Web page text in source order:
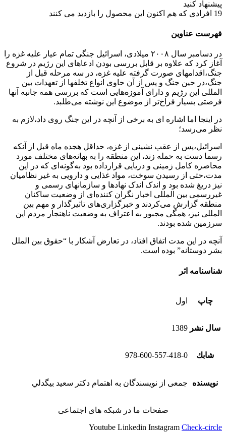
پیشنهاد کنید
19 افرادی که هم اکنون این محصول را بازدید می کنند
فهرست عناوین
در دسامبر سال ۲۰۰۸ میلادی، اسرائیل جنگی تمام عیار علیه غزه را
آغاز کرد که علاوه بر قابل بررسی بودن ادعاهای این رژیم در شروع
جنگ،‌اقدامهای صورت گرفته علیه غزه، در سه مرحله قبل از
جنگ،‌در حین جنگ و پس از آن حاوی انواع تخلفها از تعهدات بین
المللی این رژیم و دارای آموزه‌هایی است که بررسی همه جانبه آنها
فرصتی بسیار فراخ‌تر از موضوع این نوشته می‌طلبد.
در اینجا اما اشاره ای به برخی از آنچه در این جنگ روی داد،‌لازم به
نظر می‌رسد؛
اسرائیل،‌پس از عقب نشینی از غزه،‌ حداقل هجده ماه قبل از آنکه
رسما دست به حمله زند، این منطقه را به بهانه‌های مختلف مورد
محاصره کامل زمینی و دریایی قرارداده بود به‌گونه‌ای که در این
مدت،‌حتی از رسیدن سوخت،‌ مواد غذایی و دارویی به غیر نظامیان
نیز دریغ شده بود و اندک اندک نهادها و سازمانهای رسمی و
غیررسمی بین المللی اخبار نگران کننده‌ای از وضعیت ساکنان
منطقه گزارش می‌‌کردند و خبرگزاری‌های تاثیر‌گذار و مهم بین
المللی نیز، همگی مجبور به اعتراف به وضعیت ناهنجار مردم این
سرزمین شده بودند.
آنچه در این مدت اتفاق افتاد، در تعارض آشکار با “حقوق بین الملل
بشر دوستانه” بوده است.
شناسنامه اثر
چاپ اول
سال نشر 1389
شابك 978-600-557-418-0
نویسنده جمعی از نویسندگان به اهتمام دکتر سعيد بيگدلي
صفحات ما در شبکه های اجتماعی
Youtube Linkedin Instagram Check-circle